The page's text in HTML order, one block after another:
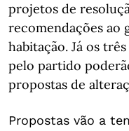
projetos de
recomendações ao
habitação. Já os
pelo partido
propostas de
Propostas vão a